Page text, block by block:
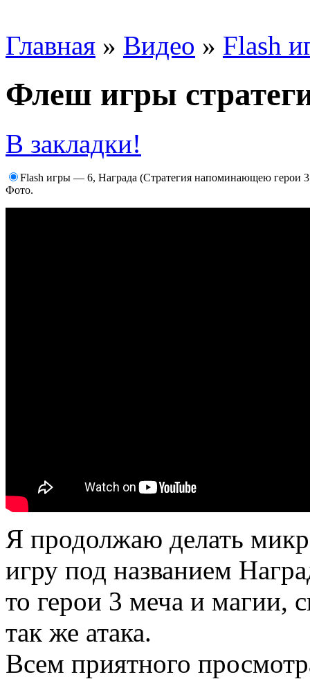
Главная » Видео » Flash
Флеш игры
В закладки!
Flash игры — 6, Награда (Стратегия напоминающею герои
Фото.
Я продолжаю делать
игру под названием
то герои 3 меча и магии,
так же атака.
Всем приятного